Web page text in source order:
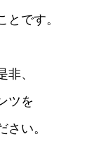
とです。
非、
ツを
さい。